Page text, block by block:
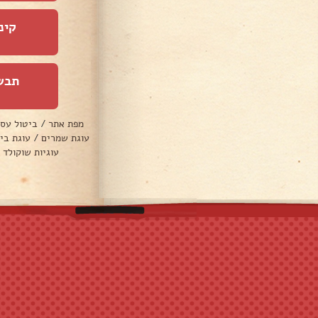
מפת אתר / ביטול
עוגת שמרים / עוגת
עוגיות